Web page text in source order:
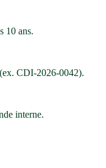
10 ans.
CDI-2026-0042).
interne.